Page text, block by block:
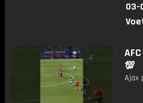
03-
💯
Ajax